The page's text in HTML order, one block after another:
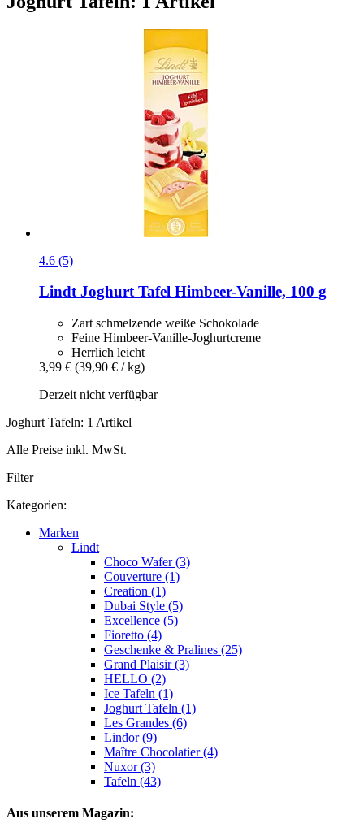
4.6 (5)
LindtJoghurt Tafel Himbeer-​Vanille, 100 g
Zart schmelzende weiße Schokolade
Feine Himbeer-Vanille-Joghurtcreme
Herrlich leicht
3,99 € (39,90 € / kg)
Derzeit nicht verfügbar
Joghurt Tafeln: 1 Artikel
Alle Preise inkl. MwSt.
Filter
Kategorien:
Marken
Lindt
Choco Wafer (3)
Couverture (1)
Creation (1)
Dubai Style (5)
Excellence (5)
Fioretto (4)
Geschenke & Pralines (25)
Grand Plaisir (3)
HELLO (2)
Ice Tafeln (1)
Joghurt Tafeln (1)
Les Grandes (6)
Lindor (9)
Maître Chocolatier (4)
Nuxor (3)
Tafeln (43)
Aus unserem Magazin: